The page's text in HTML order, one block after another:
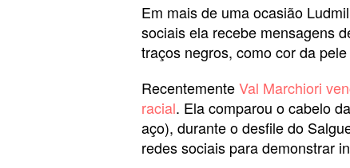
Em mais de uma ocasião
sociais ela recebe mensagens
traços negros, como cor da
RecentementeVal Marchiori
racial. Ela comparou o cabelo
aço), durante o desfile do
redes sociais para demonstrar